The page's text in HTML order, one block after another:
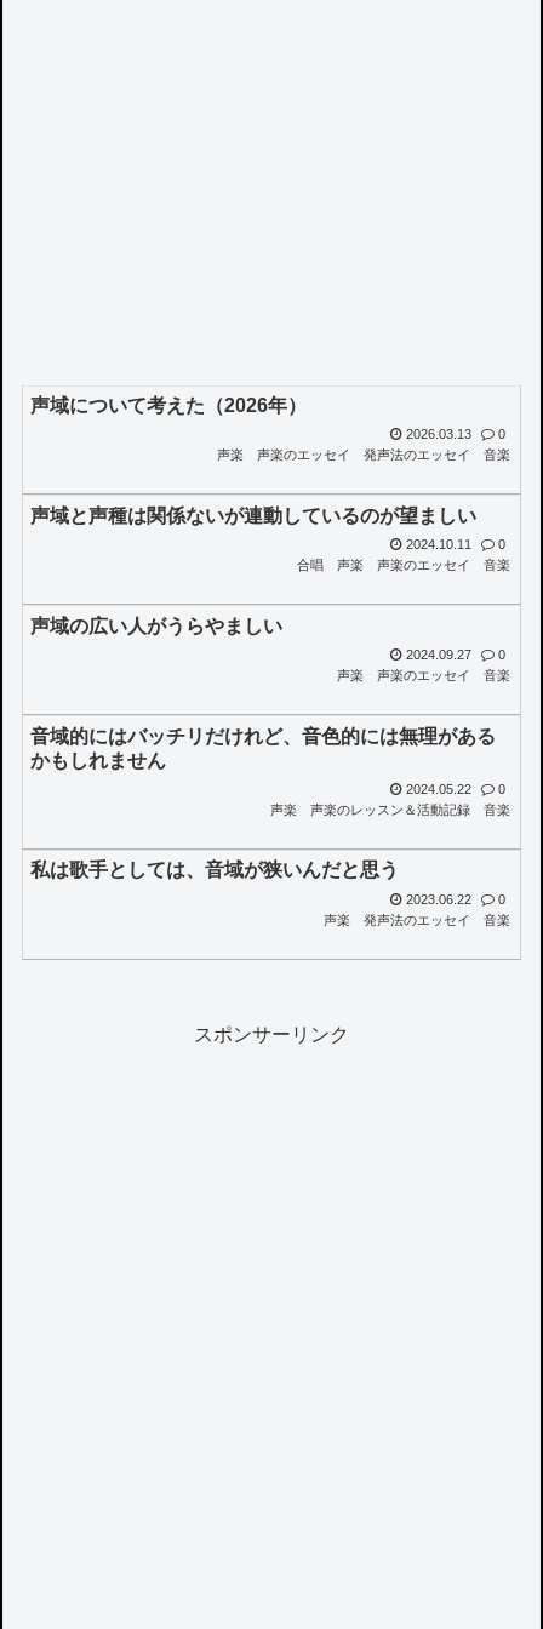
声域について考えた（2026年）
2026.03.13
0
声楽
声楽のエッセイ 発声法のエッセイ 音楽
声域と声種は関係ないが連動しているのが望ましい
2024.10.11
0
合唱
声楽 声楽のエッセイ 音楽
声域の広い人がうらやましい
2024.09.27
0
声楽
声楽のエッセイ 音楽
音域的にはバッチリだけれど、音色的には無理がある
かもしれません
2024.05.22
0
声楽
声楽のレッスン＆活動記録 音楽
私は歌手としては、音域が狭いんだと思う
2023.06.22
0
声楽
発声法のエッセイ 音楽
スポンサーリンク